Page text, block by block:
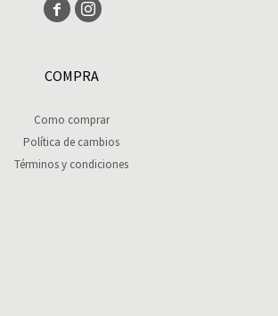
COMPRA
Como comprar
Política de cambios
Términos y condiciones
 